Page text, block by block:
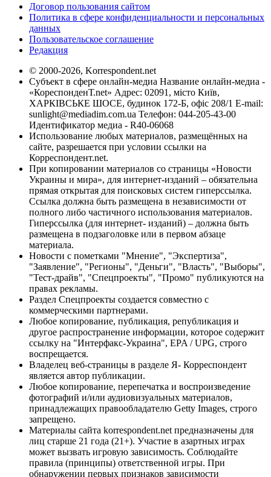
Договор пользования сайтом
Политика в сфере конфиденциальности и персональных
данных
Пользовательское соглашение
Редакция
© 2000-2026, Korrespondent.net
Субъект в сфере онлайн-медиа Название онлайн-медиа -
«КореспонденТ.net» Адрес: 02091, місто Київ,
ХАРКІВСЬКЕ ШОСЕ, будинок 172-Б, офіс 208/1 E-mail:
sunlight@mediadim.com.ua Телефон: 044-205-43-00
Идентификатор медиа - R40-06068
Использование любых материалов, размещённых на
сайте, разрешается при условии ссылки на
Корреспондент.net.
При копировании материалов со страницы «Новости
Украины и мира», для интернет-изданий – обязательна
прямая открытая для поисковых систем гиперссылка.
Ссылка должна быть размещена в независимости от
полного либо частичного использования материалов.
Гиперссылка (для интернет- изданий) – должна быть
размещена в подзаголовке или в первом абзаце
материала.
Новости с пометками "Мнение", "Экспертиза",
"Заявление", "Регионы", "Деньги", "Власть", "Выборы",
"Тест-драйв", "Спецпроекты", "Промо" публикуются на
правах рекламы.
Раздел Спецпроекты создается совместно с
коммерческими партнерами.
Любое копирование, публикация, републикация и
другое распространение информации, которое содержит
ссылку на "Интерфакс-Украина", EPA / UPG, строго
воспрещается.
Владелец веб-страницы в разделе Я- Корреспондент
является автор публикации.
Любое копирование, перепечатка и воспроизведение
фотографий и/или аудиовизуальных материалов,
принадлежащих правообладателю Getty Images, строго
запрещено.
Материалы сайта korrespondent.net предназначены для
лиц старше 21 года (21+). Участие в азартных играх
может вызвать игровую зависимость. Соблюдайте
правила (принципы) ответственной игры. При
обнаружении первых признаков зависимости